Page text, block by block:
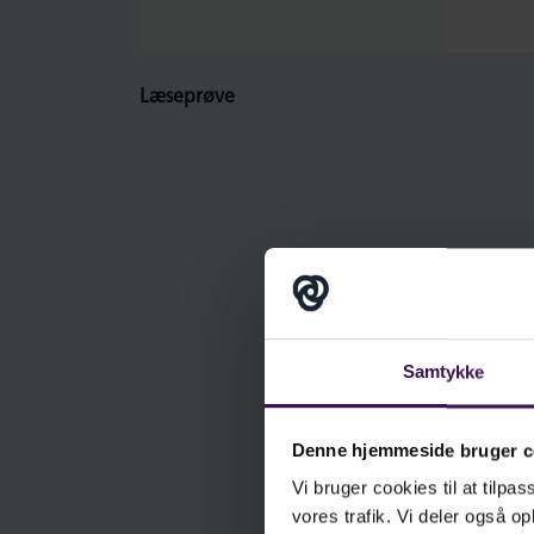
Samtykke
Denne hjemmeside bruger
Vi bruger cookies til at
vores trafik. Vi deler også
Læseprøve